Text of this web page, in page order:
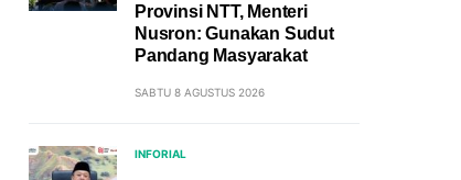
Provinsi NTT, Menteri
Nusron: Gunakan Sudut
Pandang Masyarakat
SABTU 8 AGUSTUS 2026
INFORIAL